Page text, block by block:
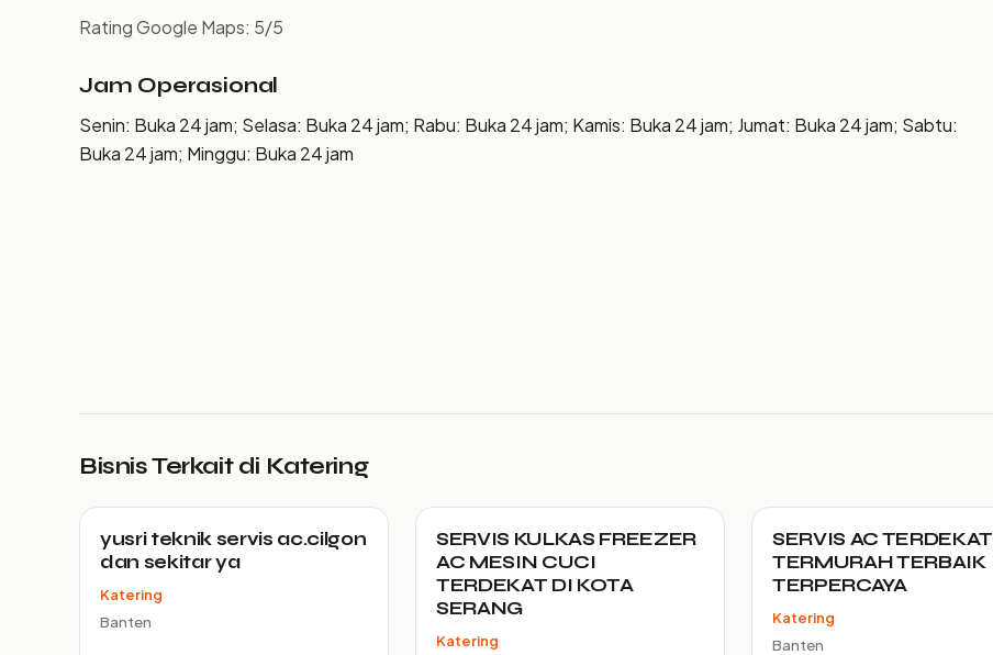
Rating Google Maps: 5/5
Jam Operasional
Senin: Buka 24 jam; Selasa: Buka 24 jam; Rabu: Buka 24 jam; Kamis: Buka 24 jam; Jumat: Buka 24 jam; Sabtu:
Buka 24 jam; Minggu: Buka 24 jam
Bisnis Terkait di Katering
yusri teknik servis ac.cilgon
dan sekitar ya
Katering
Banten
SERVIS KULKAS FREEZER
AC MESIN CUCI
TERDEKAT DI KOTA
SERANG
Katering
SERVIS AC TERDEKAT
TERMURAH TERBAIK
TERPERCAYA
Katering
Banten